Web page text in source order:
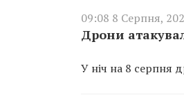
09:08 8 Серпня,
Дрони
У ніч на 8 серпня